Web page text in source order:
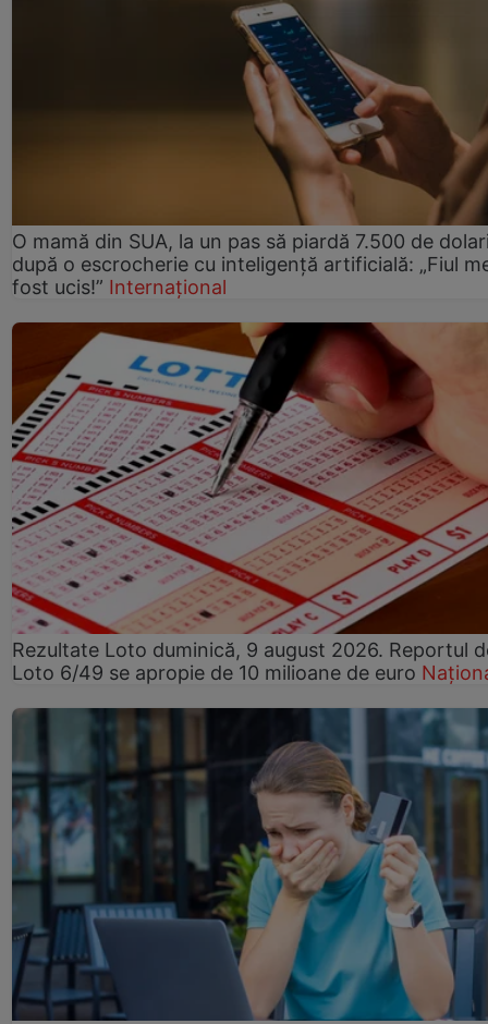
O mamă din SUA, la un pas să piardă 7.500 de
după o escrocherie cu inteligență artificială: „Fiul
fost ucis!” Internațional
Rezultate Loto duminică, 9 august 2026. Reportul
Loto 6/49 se apropie de 10 milioane de euro